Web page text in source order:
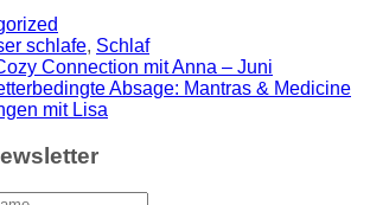
schlafe, Schlaf
Connection mit Anna – Juni
Absage: Mantras & Medicine
mit Lisa